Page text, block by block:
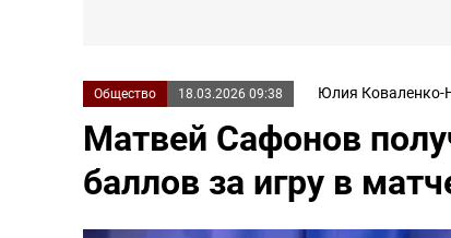
Общество 18.03.2026 09:38 Юлия Коваленко-
Матвей Сафонов
баллов за игру в